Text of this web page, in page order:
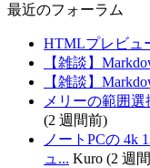
最近のフォーラム
HTMLプレビュ
【雑談】
【雑談】
メリーの範囲
(2 週間前)
ノートPCの 4k
ュ... Kuro (2 週